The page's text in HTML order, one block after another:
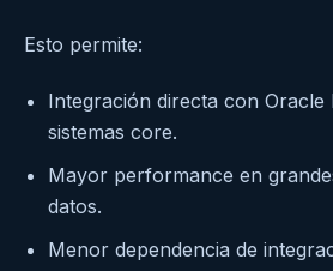
Esto permite:
Integración directa con Oracle
sistemas core.
Mayor performance en
datos.
Menor dependencia de